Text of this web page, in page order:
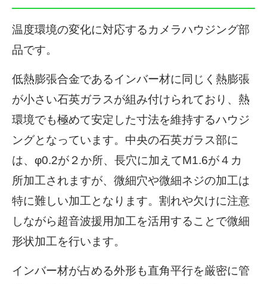
温度環境の変化に対応するカメラハウジング部
品です。
低熱膨張合金であるインバー材に同じく熱膨張
が小さい石英ガラスが組み付けられており、熱
環境でも極めて安定した寸法を維持するハウジ
ングとなっています。中央の石英ガラス部に
は、φ0.2が２か所、長穴に加えてM1.6が４カ
所加工されますが、微細穴や微細ネジの加工は
特に難しい加工となります。割れや欠けに注意
しながら超音波援用加工を活用することで微細
形状加工を行います。
インバー材が占める外形も直角平行を厳密に管